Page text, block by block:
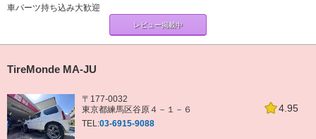
車パーツ持ち込み大歓迎
レビュー掲載中
TireMonde MA-JU
4.95
〒177-0032
東京都練馬区谷原４－１－６
TEL:03-6915-9088